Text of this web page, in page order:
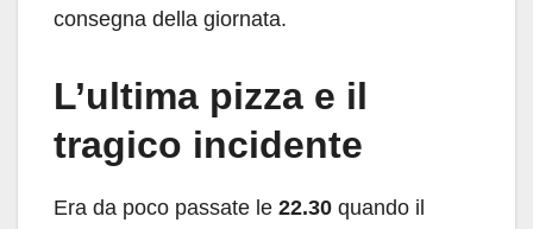
consegna della giornata.
L’ultima pizza e il
tragico incidente
Era da poco passate le 22.30 quando il